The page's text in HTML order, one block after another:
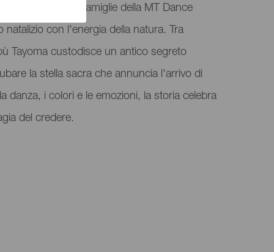
un musical per famiglie della MT Dance
con l'energia della natura. Tra
Tayoma custodisce un antico segreto
la stella sacra che annuncia l'arrivo di
danza, i colori e le emozioni, la storia celebra
del credere.